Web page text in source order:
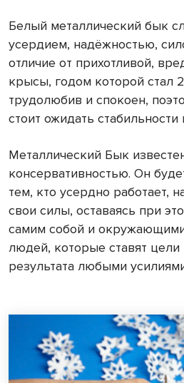
Белый металлический бык
усердием, надёжностью,
отличие от прихотливой,
крысы, годом которой стал
трудолюбив и спокоен,
стоит ожидать
Металлический Бык
консервативностью. Он
тем, кто усердно работает,
свои силы, оставаясь при
самим собой и
людей, которые ставят цели
результата любыми